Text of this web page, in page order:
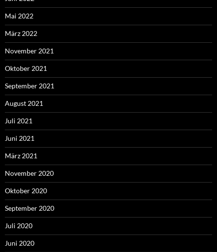
Mai 2022
März 2022
November 2021
Oktober 2021
September 2021
August 2021
Juli 2021
Juni 2021
März 2021
November 2020
Oktober 2020
September 2020
Juli 2020
Juni 2020